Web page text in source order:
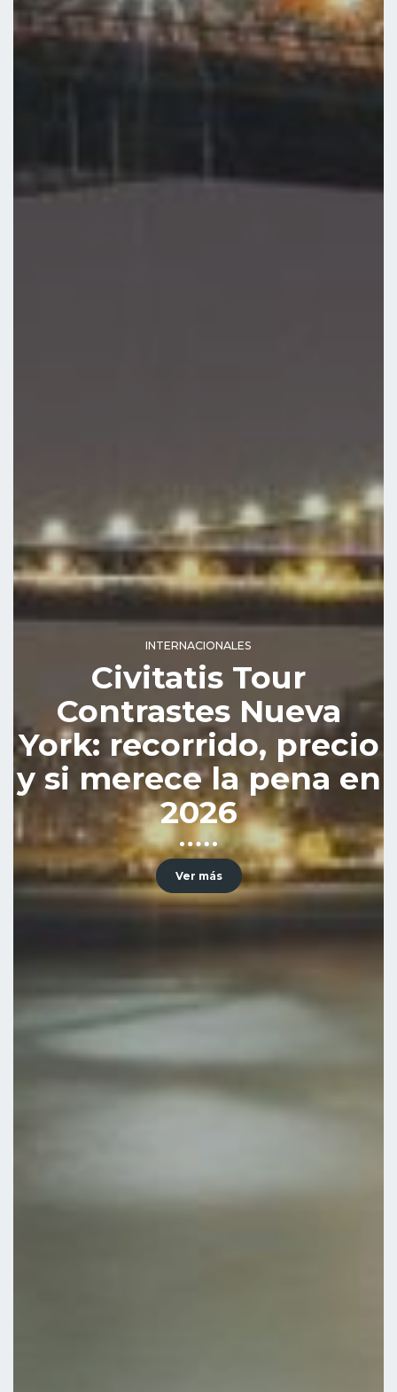
INTERNACIONALES
Civitatis Tour
Contrastes Nueva
York: recorrido, precio
y si merece la pena en
2026
Ver más